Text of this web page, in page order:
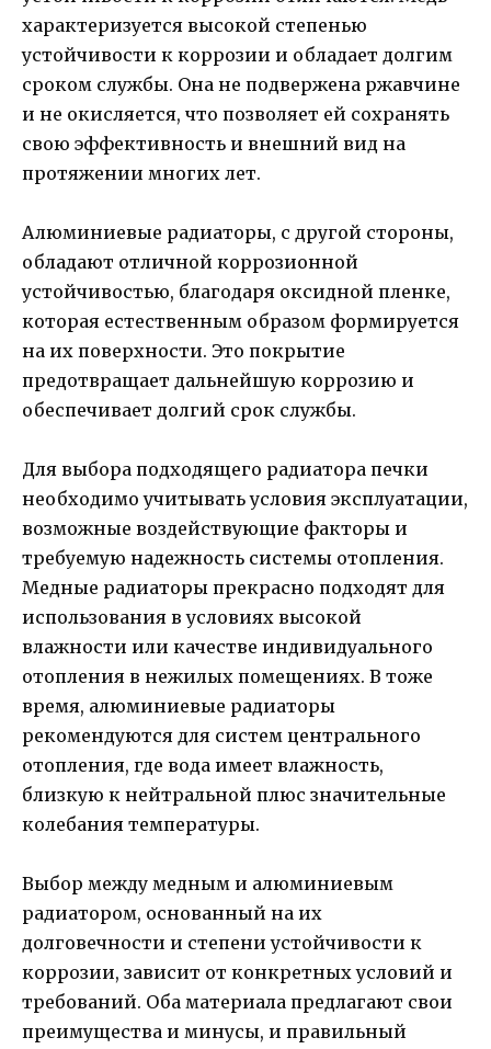
характеризуется высокой степенью
устойчивости к коррозии и обладает долгим
сроком службы. Она не подвержена ржавчине
и не окисляется, что позволяет ей сохранять
свою эффективность и внешний вид на
протяжении многих лет.
Алюминиевые радиаторы, с другой стороны,
обладают отличной коррозионной
устойчивостью, благодаря оксидной пленке,
которая естественным образом формируется
на их поверхности. Это покрытие
предотвращает дальнейшую коррозию и
обеспечивает долгий срок службы.
Для выбора подходящего радиатора печки
необходимо учитывать условия эксплуатации,
возможные воздействующие факторы и
требуемую надежность системы отопления.
Медные радиаторы прекрасно подходят для
использования в условиях высокой
влажности или качестве индивидуального
отопления в нежилых помещениях. В тоже
время, алюминиевые радиаторы
рекомендуются для систем центрального
отопления, где вода имеет влажность,
близкую к нейтральной плюс значительные
колебания температуры.
Выбор между медным и алюминиевым
радиатором, основанный на их
долговечности и степени устойчивости к
коррозии, зависит от конкретных условий и
требований. Оба материала предлагают свои
преимущества и минусы, и правильный